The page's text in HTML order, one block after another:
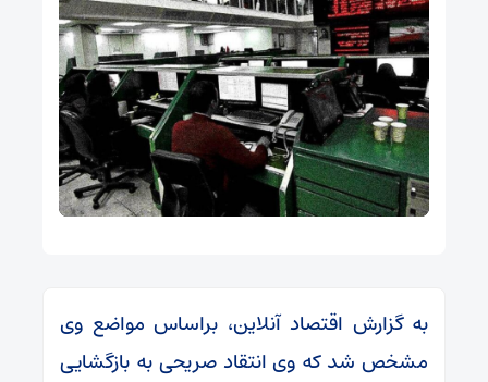
به گزارش اقتصاد آنلاین، براساس مواضع وی
مشخص شد که وی انتقاد صریحی به بازگشایی